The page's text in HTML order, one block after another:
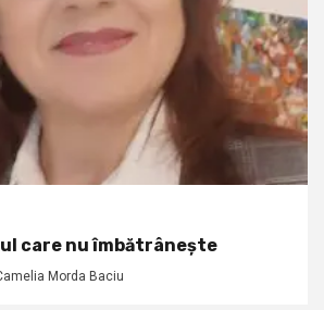
care nu îmbătrânește
Morda Baciu